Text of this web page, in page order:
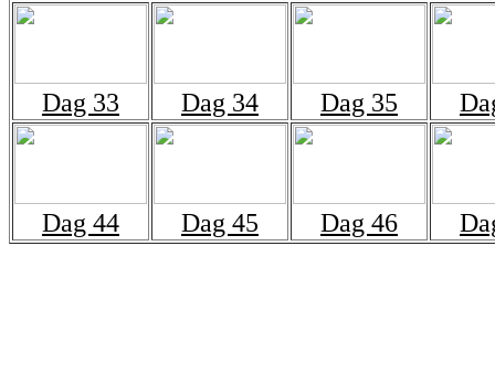
Dag 33 Dag 34 Dag 35
Dag 44 Dag 45 Dag 46